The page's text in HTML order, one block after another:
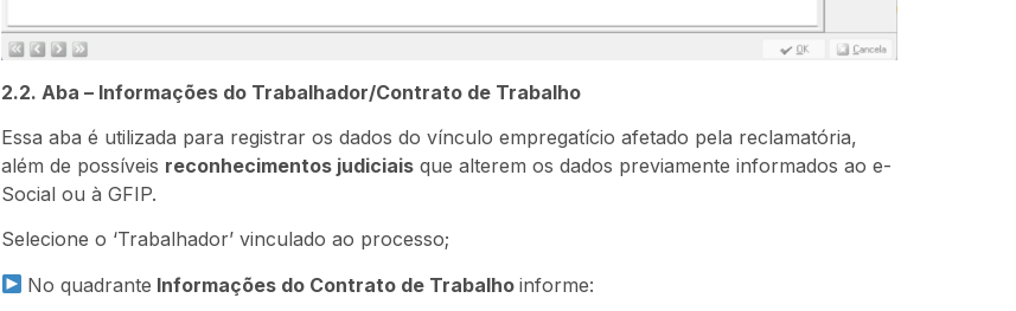
2.2. Aba – Informações do Trabalhador/Contrato de Trabalho
Essa aba é utilizada para registrar os dados do vínculo empregatício afetado pela reclamatória,
além de possíveis reconhecimentos judiciaisque alterem os dados previamente informados ao e-
Social ou à GFIP.
Selecione o ‘Trabalhador’ vinculado ao processo;
No quadrante Informações do Contrato de Trabalhoinforme: